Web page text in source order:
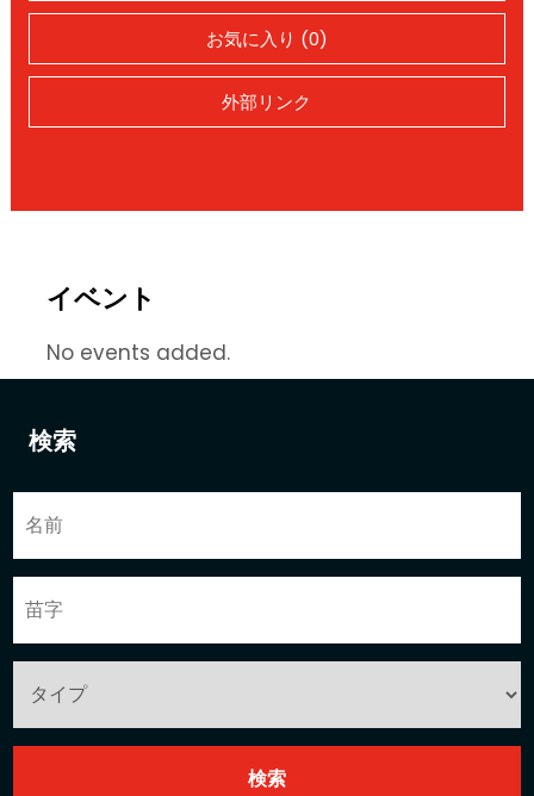
検索
お気に入り (0)
外部リンク
イベント
No events added.